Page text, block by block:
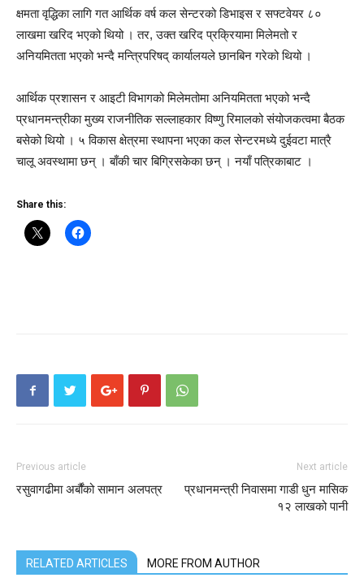
क्षमता वृद्धिका लागि गत आर्थिक वर्ष कल सेन्टरको डिभाइस र सफ्टवेयर ८०
लाखमा खरिद भएको थियो । तर, उक्त खरिद प्रक्रियामा मिलेमतो र
अनियमितता भएको भन्दै मन्त्रिपरिषद् कार्यालयले छानबिन गरेको थियो ।
आर्थिक प्रशासन र आइटी विभागको मिलेमतोमा अनियमितता भएको भन्दै
प्रधानमन्त्रीका मुख्य राजनीतिक सल्लाहकार विष्णु रिमालको संयोजकत्वमा बैठक
बसेको थियो । ५ विकास क्षेत्रमा स्थापना भएका कल सेन्टरमध्ये दुईवटा मात्रै
चालू अवस्थामा छन् । बाँकी चार बिग्रिसकेका छन् । नयाँ पत्रिकाबाट ।
Share this:
Previous article
रसुवागढीमा अर्बौंको सामान अलपत्र
Next article
प्रधानमन्त्री निवासमा गाडी धुन मासिक
१२ लाखको पानी
RELATED ARTICLES MORE FROM AUTHOR